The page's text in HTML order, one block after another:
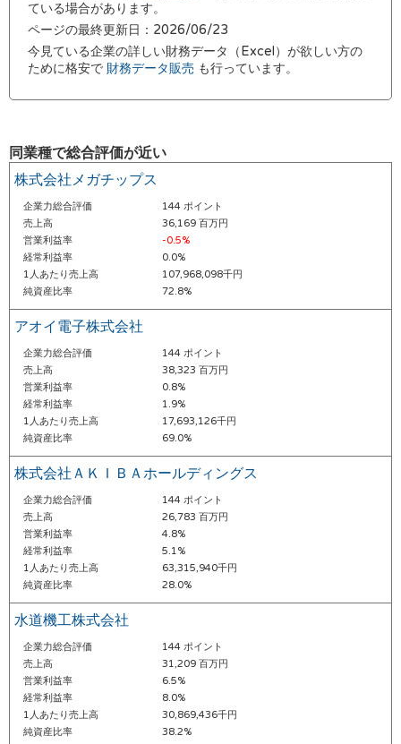
ている場合があります。
ページの最終更新日：2026/06/23
今見ている企業の詳しい財務データ（Excel）が欲しい方の
ために格安で 財務データ販売 も行っています。
同業種で総合評価が近い
株式会社メガチップス
企業力総合評価
144 ポイント
売上高
36,169 百万円
営業利益率
-0.5%
経常利益率
0.0%
1人あたり売上高
107,968,098千円
純資産比率
72.8%
アオイ電子株式会社
企業力総合評価
144 ポイント
売上高
38,323 百万円
営業利益率
0.8%
経常利益率
1.9%
1人あたり売上高
17,693,126千円
純資産比率
69.0%
株式会社ＡＫＩＢＡホールディングス
企業力総合評価
144 ポイント
売上高
26,783 百万円
営業利益率
4.8%
経常利益率
5.1%
1人あたり売上高
63,315,940千円
純資産比率
28.0%
水道機工株式会社
企業力総合評価
144 ポイント
売上高
31,209 百万円
営業利益率
6.5%
経常利益率
8.0%
1人あたり売上高
30,869,436千円
純資産比率
38.2%